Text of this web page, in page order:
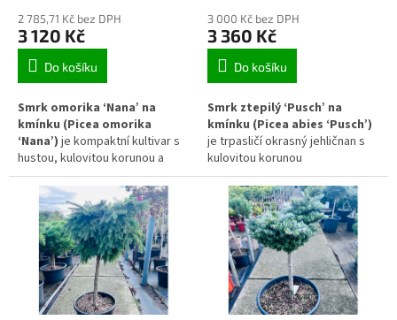
2 785,71 Kč bez DPH
3 120 Kč
Do košíku
Smrk omorika ‘Nana’ na
kmínku (Picea omorika
‘Nana’) je kompaktní kultivar s
hustou, kulovitou korunou a
modrozeleným jehličím.
Naroubování na stabilní kmínek
zajišťuje pevnou výšku, zatímco
další růst probíhá pouze v
koruně. Díky tomu si rostlina
dlouhodobě zachovává
přehledný tvar a uplatní se i v
menších zahradách a
nádobových výsadbách.
3 000 Kč bez DPH
3 360 Kč
Do košíku
Smrk ztepilý ‘Pusch’ na
kmínku (Picea abies ‘Pusch’)
je trpasličí okrasný jehličnan s
kulovitou korunou
naroubovanou na pevném
kmínku. Vyniká dekorativními
jarními šišticemi, které jsou
zpočátku červené a postupně
dozrávají do hnědých odstínů.
Díky pomalému růstu a
stabilnímu tvaru se uplatní i v
malých zahradách a nádobách.